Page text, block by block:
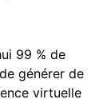
99 % de
générer de
virtuelle